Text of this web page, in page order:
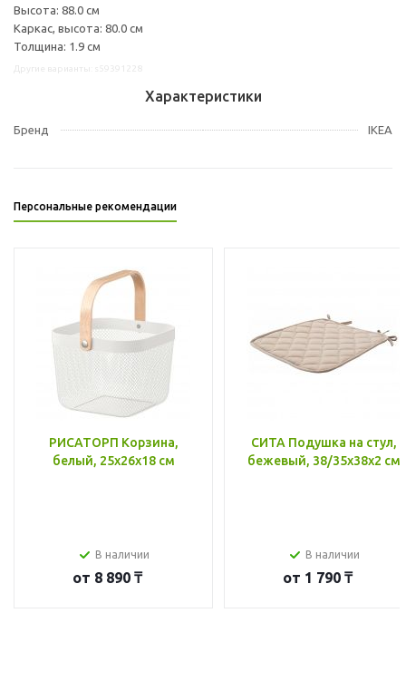
Высота: 88.0 см
Каркас, высота: 80.0 см
Толщина: 1.9 см
Характеристики
Бренд IKEA
Персональные рекомендации
РИСАТОРП Корзина,
белый, 25x26x18 см
В наличии
от 8 890 ₸
СИТА Подушка на стул,
бежевый, 38/35x38x2 см
В наличии
от 1 790 ₸